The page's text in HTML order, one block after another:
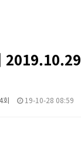
2019.10.29
회 19-10-28 08:59